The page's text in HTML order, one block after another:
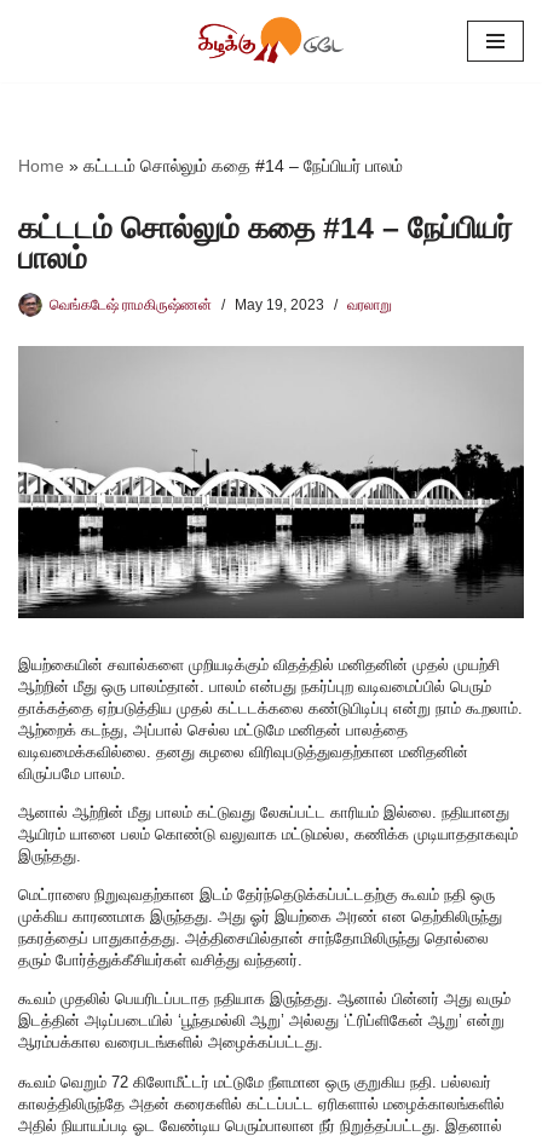
Home » கட்டடம் சொல்லும் கதை #14 – நேப்பியர் பாலம்
கட்டடம் சொல்லும் கதை #14 – நேப்பியர்
பாலம்
வெங்கடேஷ் ராமகிருஷ்ணன் May 19, 2023 வரலாறு
இயற்கையின் சவால்களை முறியடிக்கும் விதத்தில் மனிதனின் முதல் முயற்சி
ஆற்றின் மீது ஒரு பாலம்தான். பாலம் என்பது நகர்ப்புற வடிவமைப்பில் பெரும்
தாக்கத்தை ஏற்படுத்திய முதல் கட்டடக்கலை கண்டுபிடிப்பு என்று நாம் கூறலாம்.
ஆற்றைக் கடந்து, அப்பால் செல்ல மட்டுமே மனிதன் பாலத்தை
வடிவமைக்கவில்லை. தனது சுழலை விரிவுபடுத்துவதற்கான மனிதனின்
விருப்பமே பாலம்.
ஆனால் ஆற்றின் மீது பாலம் கட்டுவது லேசுப்பட்ட காரியம் இல்லை. நதியானது
ஆயிரம் யானை பலம் கொண்டு வலுவாக மட்டுமல்ல, கணிக்க முடியாததாகவும்
இருந்தது.
மெட்ராஸை நிறுவுவதற்கான இடம் தேர்ந்தெடுக்கப்பட்டதற்கு கூவம் நதி ஒரு
முக்கிய காரணமாக இருந்தது. அது ஓர் இயற்கை அரண் என தெற்கிலிருந்து
நகரத்தைப் பாதுகாத்தது. அத்திசையில்தான் சாந்தோமிலிருந்து தொல்லை
தரும் போர்த்துக்கீசியர்கள் வசித்து வந்தனர்.
கூவம் முதலில் பெயரிடப்படாத நதியாக இருந்தது. ஆனால் பின்னர் அது வரும்
இடத்தின் அடிப்படையில் ‘பூந்தமல்லி ஆறு’ அல்லது ‘ட்ரிப்ளிகேன் ஆறு’ என்று
ஆரம்பக்கால வரைபடங்களில் அழைக்கப்பட்டது.
கூவம் வெறும் 72 கிலோமீட்டர் மட்டுமே நீளமான ஒரு குறுகிய நதி. பல்லவர்
காலத்திலிருந்தே அதன் கரைகளில் கட்டப்பட்ட ஏரிகளால் மழைக்காலங்களில்
அதில் நியாயப்படி ஓட வேண்டிய பெரும்பாலான நீர் நிறுத்தப்பட்டது. இதனால்